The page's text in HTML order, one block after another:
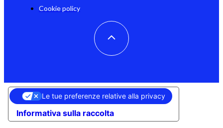
Cookie policy
Informativa sulla raccolta
Le tue preferenze relative alla privacy